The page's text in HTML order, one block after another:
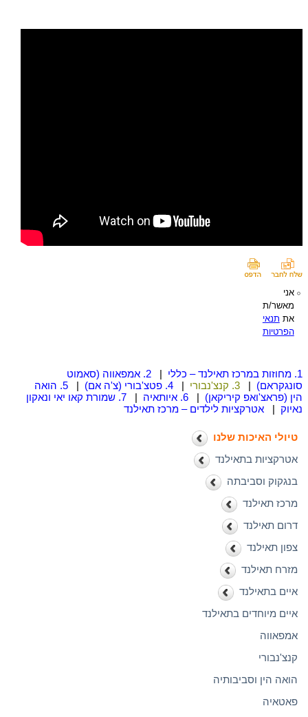
אני
מאשר/ת
את תנאי
הפרטיות
1. מחוזות במרכז תאילנד – כללי |
2. אמפאווה (סאמוט
סונגקראם) | 3. קנצ'נבורי | 4. פטצ'בורי (צ'ה אם) |
5. הואה
הין (פראצ'ואפ קיריקאן) | 6. איותאיה |
7. שמורת קאו יאי ונאקון
נאיוק | אטרקציות לילדים – מרכז תאילנד
טיולי האיכות שלנו
אטרקציות בתאילנד
בנגקוק וסביבתה
מרכז תאילנד
דרום תאילנד
צפון תאילנד
מזרח תאילנד
איים בתאילנד
איים מיוחדים בתאילנד
אמפאווה
קנצ'נבורי
הואה הין וסביבותיה
פאטאיה